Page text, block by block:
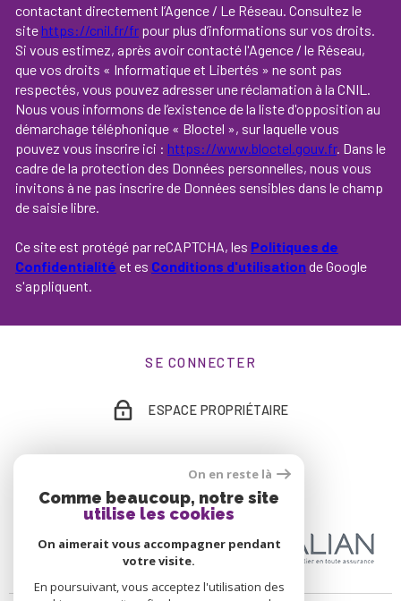
contactant directement l’Agence / Le Réseau. Consultez le
site https://cnil.fr/fr pour plus d’informations sur vos droits.
Si vous estimez, après avoir contacté l'Agence / le Réseau,
que vos droits « Informatique et Libertés » ne sont pas
respectés, vous pouvez adresser une réclamation à la CNIL.
Nous vous informons de l’existence de la liste d'opposition au
démarchage téléphonique « Bloctel », sur laquelle vous
pouvez vous inscrire ici : https://www.bloctel.gouv.fr. Dans le
cadre de la protection des Données personnelles, nous vous
invitons à ne pas inscrire de Données sensibles dans le champ
de saisie libre.
Ce site est protégé par reCAPTCHA, les Politiques de
Confidentialité et es Conditions d'utilisationde Google
s'appliquent.
SE CONNECTER
ESPACE PROPRIÉTAIRE
On en reste là
Comme beaucoup, notre site
utilise les cookies
On aimerait vous accompagner pendant
votre visite.
En poursuivant, vous acceptez l'utilisation des